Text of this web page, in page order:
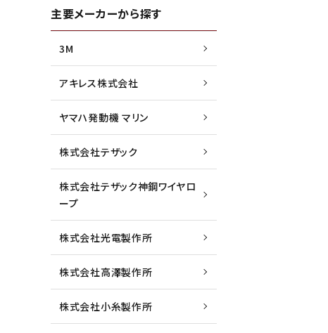
主要メーカーから探す
3M
アキレス株式会社
ヤマハ発動機 マリン
株式会社テザック
株式会社テザック神鋼ワイヤロ
ープ
株式会社光電製作所
株式会社高澤製作所
株式会社小糸製作所